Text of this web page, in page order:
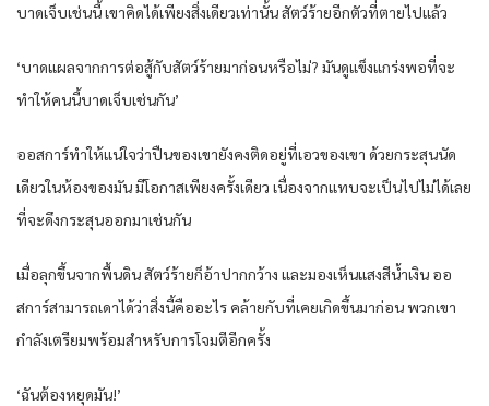
บาดเจ็บเช่นนี้ เขาคิดได้เพียงสิ่งเดียวเท่านั้น สัตว์ร้ายอีกตัวที่ตายไปแล้ว
‘บาดแผลจากการต่อสู้กับสัตว์ร้ายมาก่อนหรือไม่? มันดูแข็งแกร่งพอที่จะ
ทำให้คนนี้บาดเจ็บเช่นกัน’
ออสการ์ทำให้แน่ใจว่าปืนของเขายังคงติดอยู่ที่เอวของเขา ด้วยกระสุนนัด
เดียวในห้องของมัน มีโอกาสเพียงครั้งเดียว เนื่องจากแทบจะเป็นไปไม่ได้เลย
ที่จะดึงกระสุนออกมาเช่นกัน
เมื่อลุกขึ้นจากพื้นดิน สัตว์ร้ายก็อ้าปากกว้าง และมองเห็นแสงสีน้ำเงิน ออ
สการ์สามารถเดาได้ว่าสิ่งนี้คืออะไร คล้ายกับที่เคยเกิดขึ้นมาก่อน พวกเขา
กำลังเตรียมพร้อมสำหรับการโจมตีอีกครั้ง
‘ฉันต้องหยุดมัน!’